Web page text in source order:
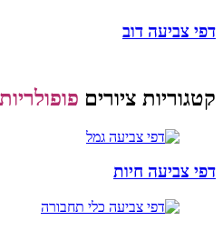
דפי צביעה דוב
קטגוריות ציורים פופולריות
דפי צביעה חיות